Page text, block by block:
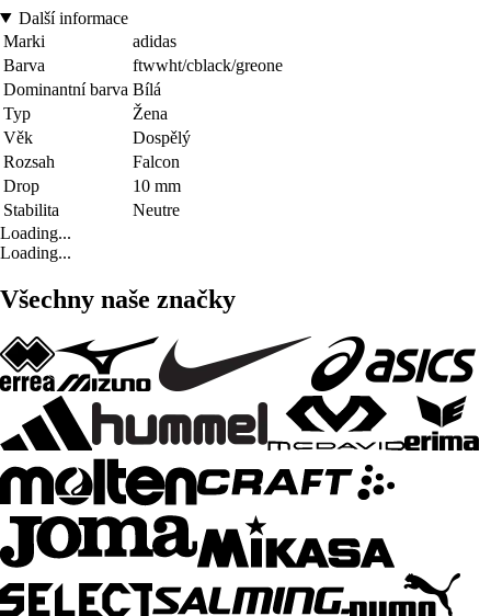
Další informace
Marki
adidas
Barva
ftwwht/cblack/greone
Dominantní barva Bílá
Typ
Žena
Věk
Dospělý
Rozsah
Falcon
Drop
10 mm
Stabilita
Neutre
Loading...
Loading...
Všechny naše značky